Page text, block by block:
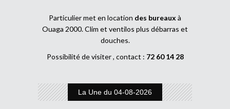
Particulier met en location des bureaux à
Ouaga 2000. Clim et ventilos plus débarras et
douches.
Possibilité de visiter , contact : 72 60 14 28
La Une du 04-08-2026